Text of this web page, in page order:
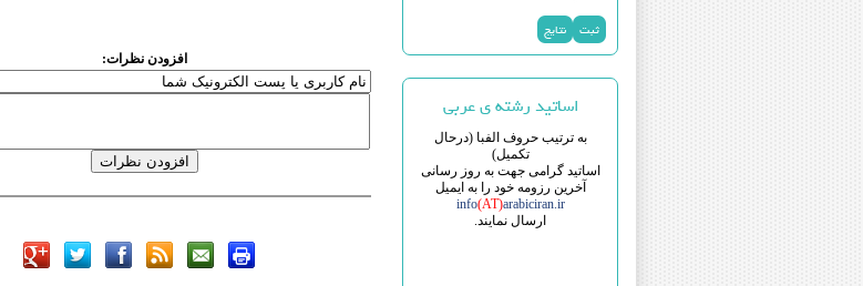
اساتید رشته ی عربی
به ترتیب حروف الفبا (درحال
تکمیل)
اساتید گرامی جهت به روز رسانی
آخرین رزومه خود را به ایمیل
info(AT)arabiciran.ir
ارسال نمایند.
افزودن نظرات: